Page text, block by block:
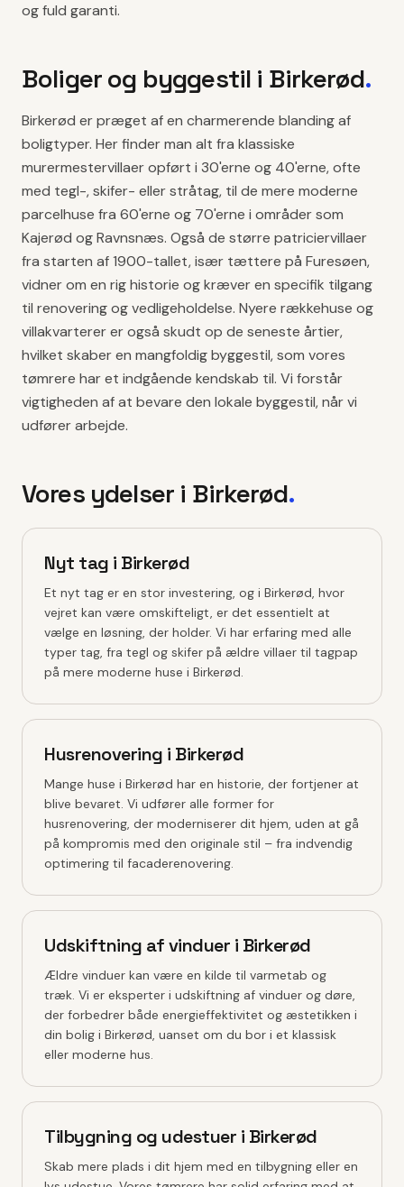
og fuld garanti.
Boliger og byggestil i Birkerød.
Birkerød er præget af en charmerende blanding af
boligtyper. Her finder man alt fra klassiske
murermestervillaer opført i 30'erne og 40'erne, ofte
med tegl-, skifer- eller stråtag, til de mere moderne
parcelhuse fra 60'erne og 70'erne i områder som
Kajerød og Ravnsnæs. Også de større patriciervillaer
fra starten af 1900-tallet, især tættere på Furesøen,
vidner om en rig historie og kræver en specifik tilgang
til renovering og vedligeholdelse. Nyere rækkehuse og
villakvarterer er også skudt op de seneste årtier,
hvilket skaber en mangfoldig byggestil, som vores
tømrere har et indgående kendskab til. Vi forstår
vigtigheden af at bevare den lokale byggestil, når vi
udfører arbejde.
Vores ydelser i Birkerød.
Nyt tag i Birkerød
Et nyt tag er en stor investering, og i Birkerød, hvor
vejret kan være omskifteligt, er det essentielt at
vælge en løsning, der holder. Vi har erfaring med alle
typer tag, fra tegl og skifer på ældre villaer til tagpap
på mere moderne huse i Birkerød.
Husrenovering i Birkerød
Mange huse i Birkerød har en historie, der fortjener at
blive bevaret. Vi udfører alle former for
husrenovering, der moderniserer dit hjem, uden at gå
på kompromis med den originale stil – fra indvendig
optimering til facaderenovering.
Udskiftning af vinduer i Birkerød
Ældre vinduer kan være en kilde til varmetab og
træk. Vi er eksperter i udskiftning af vinduer og døre,
der forbedrer både energieffektivitet og æstetikken i
din bolig i Birkerød, uanset om du bor i et klassisk
eller moderne hus.
Tilbygning og udestuer i Birkerød
Skab mere plads i dit hjem med en tilbygning eller en